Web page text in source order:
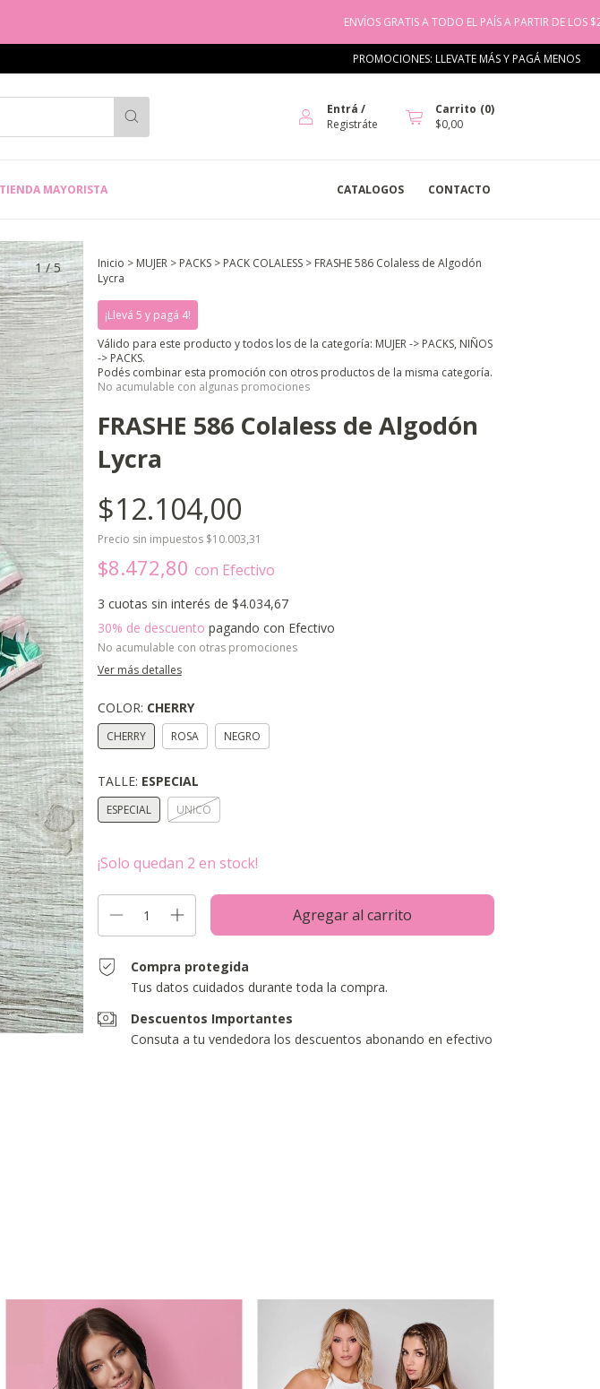
ENVÍOS GRATIS A TODO EL PAÍS A PARTIR DE LOS $200.000
PROMOCIONES: LLEVATE MÁS Y PAGÁ MENOS 5X4 EN
Entrá /
Registráte
Carrito (0)
$0,00
MAYORISTA CATALOGOS CONTACTO
1/5 Inicio > MUJER > PACKS > PACK COLALESS > FRASHE 586 Colaless de Algodón
Lycra
¡Llevá 5 y pagá 4!
Válido para este producto y todos los de la categoría: MUJER -> PACKS, NIÑOS
-> PACKS.
Podés combinar esta promoción con otros productos de la misma categoría.
No acumulable con algunas promociones
FRASHE 586 Colaless de Algodón
Lycra
$12.104,00
Precio sin impuestos $10.003,31
$8.472,80 con Efectivo
3 cuotas sin interés de $4.034,67
30% de descuento pagando con Efectivo
No acumulable con otras promociones
Ver más detalles
COLOR: CHERRY
CHERRY ROSA NEGRO
TALLE: ESPECIAL
ESPECIAL UNICO
¡Solo quedan 2 en stock!
Compra protegida
Tus datos cuidados durante toda la compra.
Descuentos Importantes
Consuta a tu vendedora los descuentos abonando en efectivo